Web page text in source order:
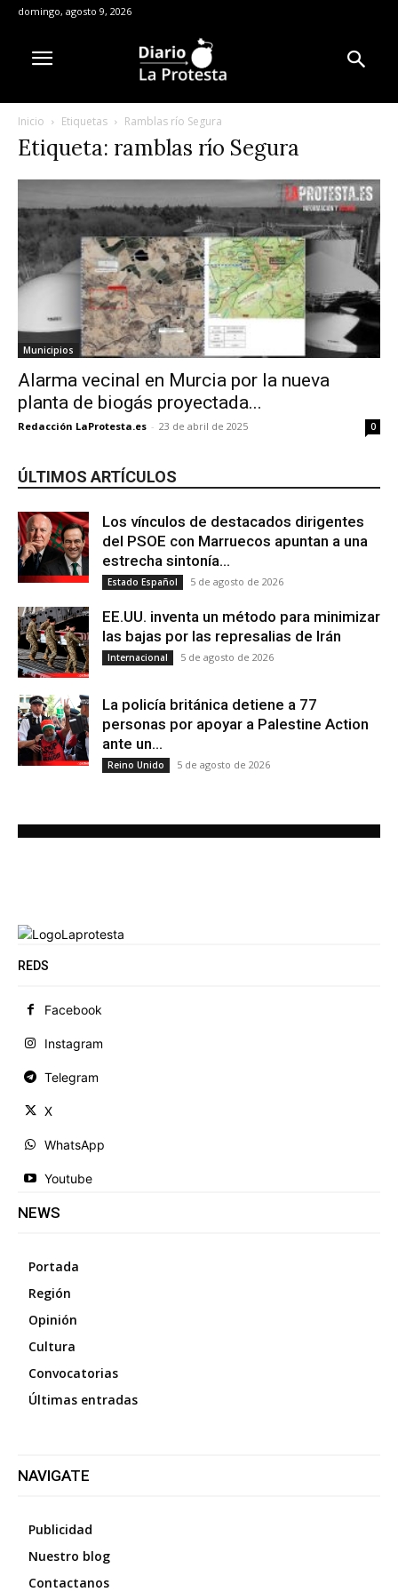
domingo, agosto 9, 2026
Inicio Etiquetas Ramblas río Segura
Etiqueta: ramblas río Segura
Municipios
Alarma vecinal en Murcia por la nueva
planta de biogás proyectada...
Redacción LaProtesta.es - 23 de abril de 2025 0
ÚLTIMOS ARTÍCULOS
Los vínculos de destacados dirigentes
del PSOE con Marruecos apuntan a una
estrecha sintonía...
Estado Español 5 de agosto de 2026
EE.UU. inventa un método para minimizar
las bajas por las represalias de Irán
Internacional 5 de agosto de 2026
La policía británica detiene a 77
personas por apoyar a Palestine Action
ante un...
Reino Unido 5 de agosto de 2026
REDS
Facebook
Instagram
Telegram
X
WhatsApp
Youtube
NEWS
Portada
Región
Opinión
Cultura
Convocatorias
Últimas entradas
NAVIGATE
Publicidad
Nuestro blog
Contactanos